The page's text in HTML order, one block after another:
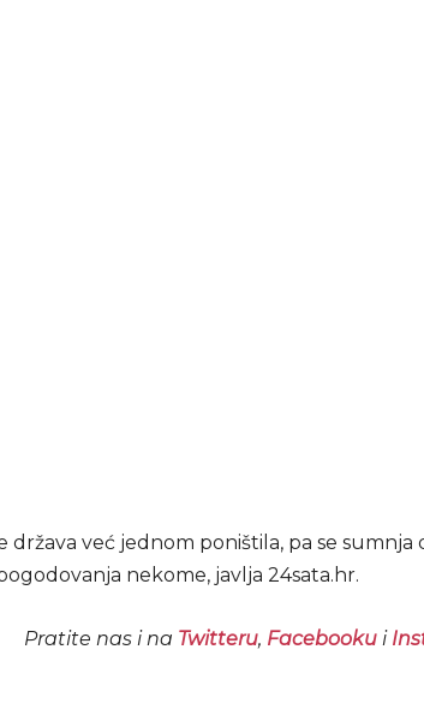
država već jednom poništila, pa se sumnja
nekome, javlja 24sata.hr.
Pratite nas i na Twitteru, Facebookui